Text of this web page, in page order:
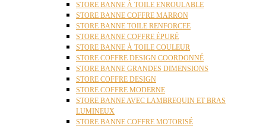
STORE BANNE À TOILE ENROULABLE
STORE BANNE COFFRE MARRON
STORE BANNE TOILE RENFORCEE
STORE BANNE COFFRE ÉPURÉ
STORE BANNE À TOILE COULEUR
STORE COFFRE DESIGN COORDONNÉ
STORE BANNE GRANDES DIMENSIONS
STORE COFFRE DESIGN
STORE COFFRE MODERNE
STORE BANNE AVEC LAMBREQUIN ET BRAS
LUMINEUX
STORE BANNE COFFRE MOTORISÉ